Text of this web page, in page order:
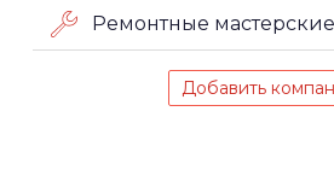
Ремонтные мастерские
Добавить